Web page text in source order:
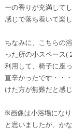
ーの香りが充満して
感じで落ち着いて楽
ちなみに、こちらの
った所の小スペース(
利用して、椅子に座
直辛かったです・・
けた方が無難だと感じ
※画像は小浴場にな
と思いましたが、か